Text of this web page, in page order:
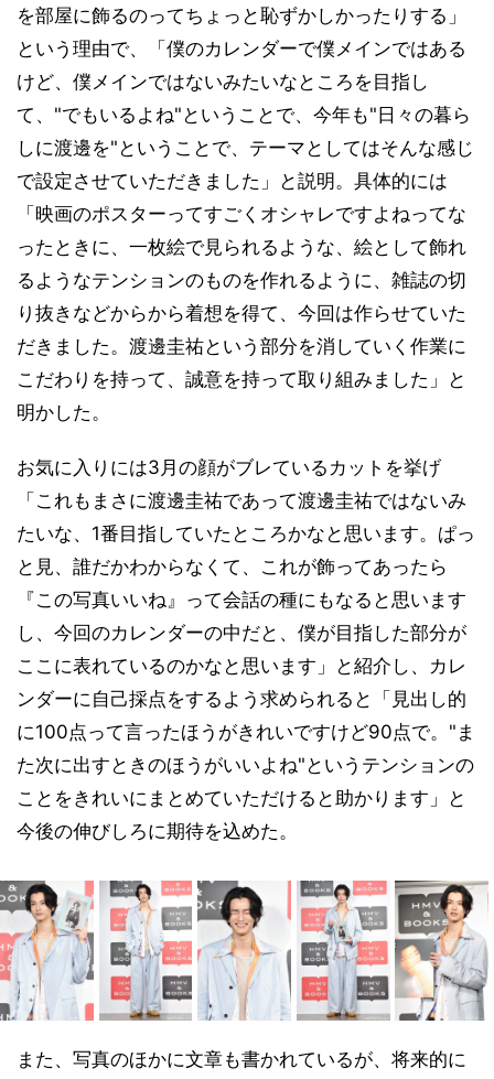
を部屋に飾るのってちょっと恥ずかしかったりする」
という理由で、「僕のカレンダーで僕メインではある
けど、僕メインではないみたいなところを目指し
て、"でもいるよね"ということで、今年も"日々の暮ら
しに渡邊を"ということで、テーマとしてはそんな感じ
で設定させていただきました」と説明。具体的には
「映画のポスターってすごくオシャレですよねってな
ったときに、一枚絵で見られるような、絵として飾れ
るようなテンションのものを作れるように、雑誌の切
り抜きなどからから着想を得て、今回は作らせていた
だきました。渡邊圭祐という部分を消していく作業に
こだわりを持って、誠意を持って取り組みました」と
明かした。
お気に入りには3月の顔がブレているカットを挙げ
「これもまさに渡邊圭祐であって渡邊圭祐ではないみ
たいな、1番目指していたところかなと思います。ぱっ
と見、誰だかわからなくて、これが飾ってあったら
『この写真いいね』って会話の種にもなると思います
し、今回のカレンダーの中だと、僕が目指した部分が
ここに表れているのかなと思います」と紹介し、カレ
ンダーに自己採点をするよう求められると「見出し的
に100点って言ったほうがきれいですけど90点で。"ま
た次に出すときのほうがいいよね"というテンションの
ことをきれいにまとめていただけると助かります」と
今後の伸びしろに期待を込めた。
また、写真のほかに文章も書かれているが、将来的に